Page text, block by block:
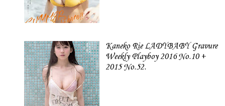
Kaneko Rie LADYBABY Gravure
Weekly Playboy 2016 No.10 +
2015 No.52.